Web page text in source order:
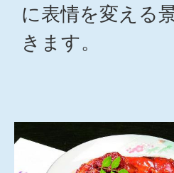
に表情を変える
きます。